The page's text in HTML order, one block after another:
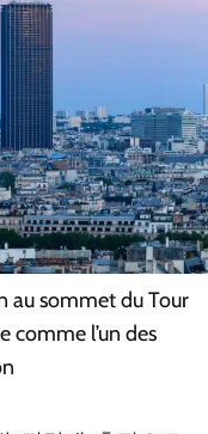
au sommet du Tour
comme l’un des